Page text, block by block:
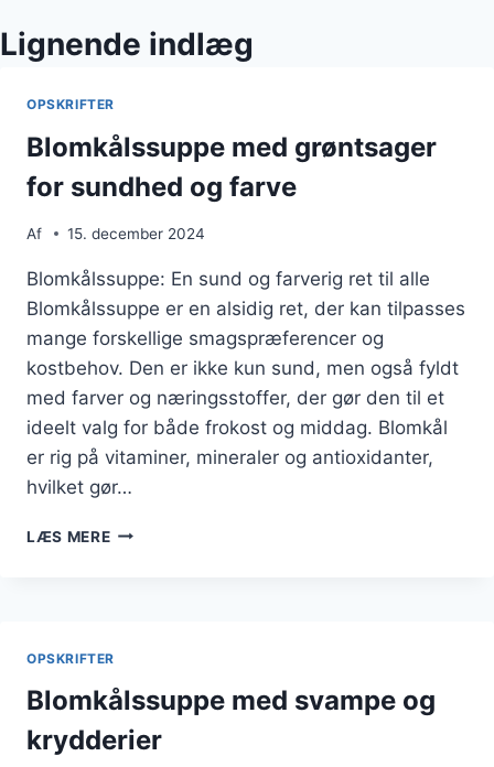
Lignende indlæg
OPSKRIFTER
Blomkålssuppe med grøntsager
for sundhed og farve
Af 15. december 2024
Blomkålssuppe: En sund og farverig ret til alle
Blomkålssuppe er en alsidig ret, der kan tilpasses
mange forskellige smagspræferencer og
kostbehov. Den er ikke kun sund, men også fyldt
med farver og næringsstoffer, der gør den til et
ideelt valg for både frokost og middag. Blomkål
er rig på vitaminer, mineraler og antioxidanter,
hvilket gør…
LÆS MEREBLOMKÅLSSUPPE
FARVE
OPSKRIFTER
Blomkålssuppe med svampe og
krydderier